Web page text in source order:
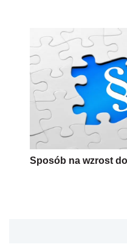
Sposób na wzrost